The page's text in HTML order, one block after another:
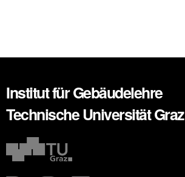
Institut für Gebäudelehre
Technische Universität Graz